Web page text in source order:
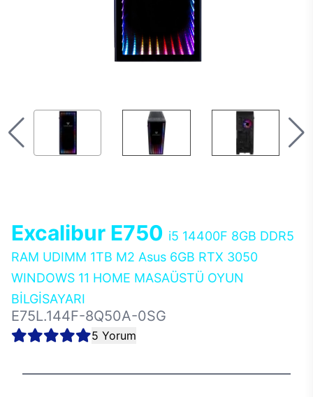
Excalibur E750 i5 14400F 8GB DDR5
RAM UDIMM 1TB M2 Asus 6GB RTX 3050
WINDOWS 11 HOME MASAÜSTÜ OYUN
BİLGİSAYARI
E75L.144F-8Q50A-0SG
5 Yorum